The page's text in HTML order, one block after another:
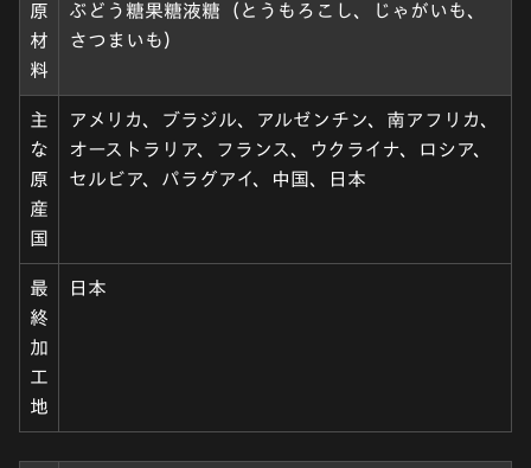
原
材
料
ぶどう糖果糖液糖（とうもろこし、じゃがいも、
さつまいも）
主
な
原
産
国
アメリカ、ブラジル、アルゼンチン、南アフリカ、
オーストラリア、フランス、ウクライナ、ロシア、
セルビア、パラグアイ、中国、日本
最
終
加
工
地
日本